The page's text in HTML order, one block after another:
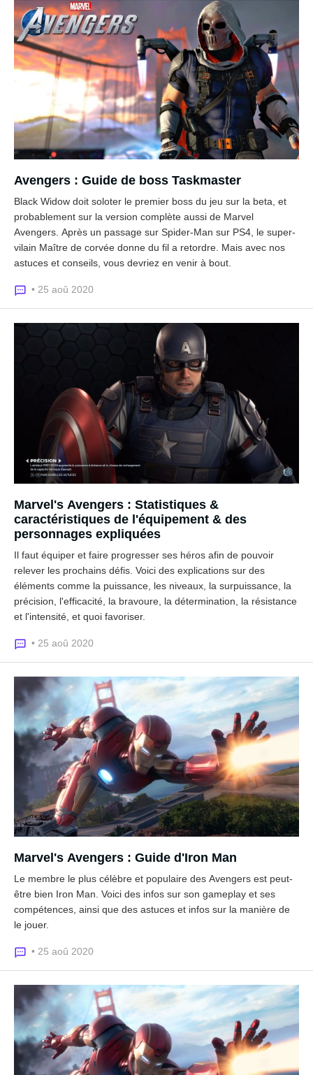
Avengers : Guide de boss Taskmaster
Black Widow doit soloter le premier boss du jeu sur la beta, et
probablement sur la version complète aussi de Marvel
Avengers. Après un passage sur Spider-Man sur PS4, le super-
vilain Maître de corvée donne du fil a retordre. Mais avec nos
astuces et conseils, vous devriez en venir à bout.
• 25 aoû 2020
Marvel's Avengers : Statistiques &
caractéristiques de l'équipement & des
personnages expliquées
Il faut équiper et faire progresser ses héros afin de pouvoir
relever les prochains défis. Voici des explications sur des
éléments comme la puissance, les niveaux, la surpuissance, la
précision, l'efficacité, la bravoure, la détermination, la résistance
et l'intensité, et quoi favoriser.
• 25 aoû 2020
Marvel's Avengers : Guide d'Iron Man
Le membre le plus célèbre et populaire des Avengers est peut-
être bien Iron Man. Voici des infos sur son gameplay et ses
compétences, ainsi que des astuces et infos sur la manière de
le jouer.
• 25 aoû 2020